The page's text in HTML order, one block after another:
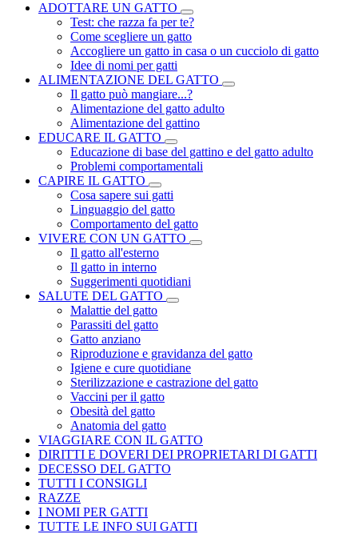
ADOTTARE UN GATTO
Test: che razza fa per te?
Come scegliere un gatto
Accogliere un gatto in casa o un cucciolo di gatto
Idee di nomi per gatti
ALIMENTAZIONE DEL GATTO
Il gatto può mangiare...?
Alimentazione del gatto adulto
Alimentazione del gattino
EDUCARE IL GATTO
Educazione di base del gattino e del gatto adulto
Problemi comportamentali
CAPIRE IL GATTO
Cosa sapere sui gatti
Linguaggio del gatto
Comportamento del gatto
VIVERE CON UN GATTO
Il gatto all'esterno
Il gatto in interno
Suggerimenti quotidiani
SALUTE DEL GATTO
Malattie del gatto
Parassiti del gatto
Gatto anziano
Riproduzione e gravidanza del gatto
Igiene e cure quotidiane
Sterilizzazione e castrazione del gatto
Vaccini per il gatto
Obesità del gatto
Anatomia del gatto
VIAGGIARE CON IL GATTO
DIRITTI E DOVERI DEI PROPRIETARI DI GATTI
DECESSO DEL GATTO
TUTTI I CONSIGLI
RAZZE
I NOMI PER GATTI
TUTTE LE INFO SUI GATTI